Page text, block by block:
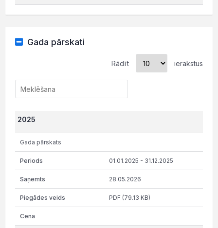
Gada pārskati
Rādīt ierakstus
2025
Gada pārskats
01.01.2025 - 31.12.2025
28.05.2026
PDF (79.13 KB)